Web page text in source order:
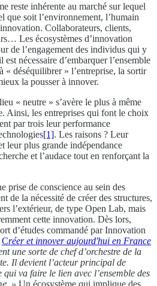
reste inhérente au marché sur lequel
que soit l’environnement, l’humain
Collaborateurs, clients,
Les écosystèmes d’innovation
de l’engagement des individus qui y
nécessaire d’embarquer l’ensemble
« déséquilibrer » l’entreprise, la sortir
la pousser à innover.
« neutre » s’avère le plus à même
Ainsi, les entreprises qui font le choix
par trois leur performance
[1]. Les raisons ? Leur
leur plus grande indépendance
et l’audace tout en renforçant la
prise de conscience au sein des
de la nécessité de créer des structures,
l’extérieur, de type Open Lab, mais
cette innovation. Dès lors,
d’études commandé par Innovation
Créer et innover aujourd'hui en France
une sorte de chef d’orchestre de la
Il devient l’acteur principal de
qui va faire le lien avec l’ensemble des
» Un écosystème qui implique des